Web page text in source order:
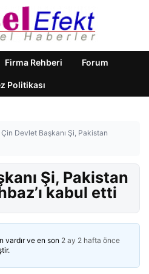
Firma Rehberi Forum
Politikası
Çin Devlet Başkanı Şi, Pakistan
Şi, Pakistan
kabul etti
vardır ve en son 2 ay 2 hafta önce